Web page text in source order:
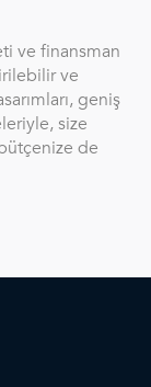
ve finansman
ve
geniş
size
bütçenize de